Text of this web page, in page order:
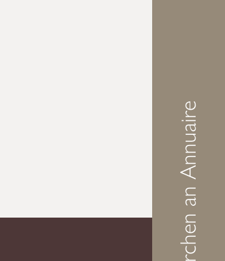
Demarchen an Annuaire